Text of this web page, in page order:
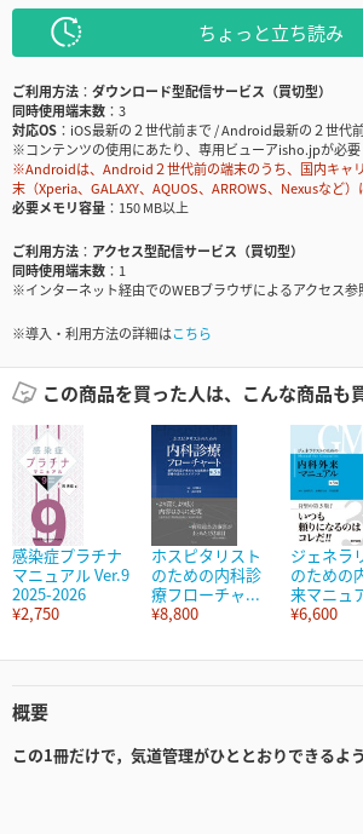
ちょっと立ち読み
ご利用方法
ダウンロード型配信サービス（買切型）
同時使用端末数
3
対応OS
iOS最新の２世代前まで / Android最新の２世代
※コンテンツの使用にあたり、専用ビューアisho.jpが必要
※Androidは、Android２世代前の端末のうち、国内キャ
末（Xperia、GALAXY、AQUOS、ARROWS、Nexusなど
必要メモリ容量
150 MB以上
ご利用方法
アクセス型配信サービス（買切型）
同時使用端末数
1
※インターネット経由でのWEBブラウザによるアクセス参
※導入・利用方法の詳細はこちら
この商品を買った人は、こんな商品も
感染症プラチナ
マニュアル Ver.9
2025-2026
¥2,750
ホスピタリスト
のための内科診
療フローチャ...
¥8,800
ジェネラ
のための
来マニュ
¥6,600
概要
この1冊だけで，気道管理がひととおりできるよ